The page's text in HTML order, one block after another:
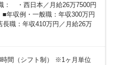
： ・西日本／月給26万7500円
年収例・一般職：年収300万円
長職：年収410万円／月給26万
間（シフト制） ※1ヶ月単位